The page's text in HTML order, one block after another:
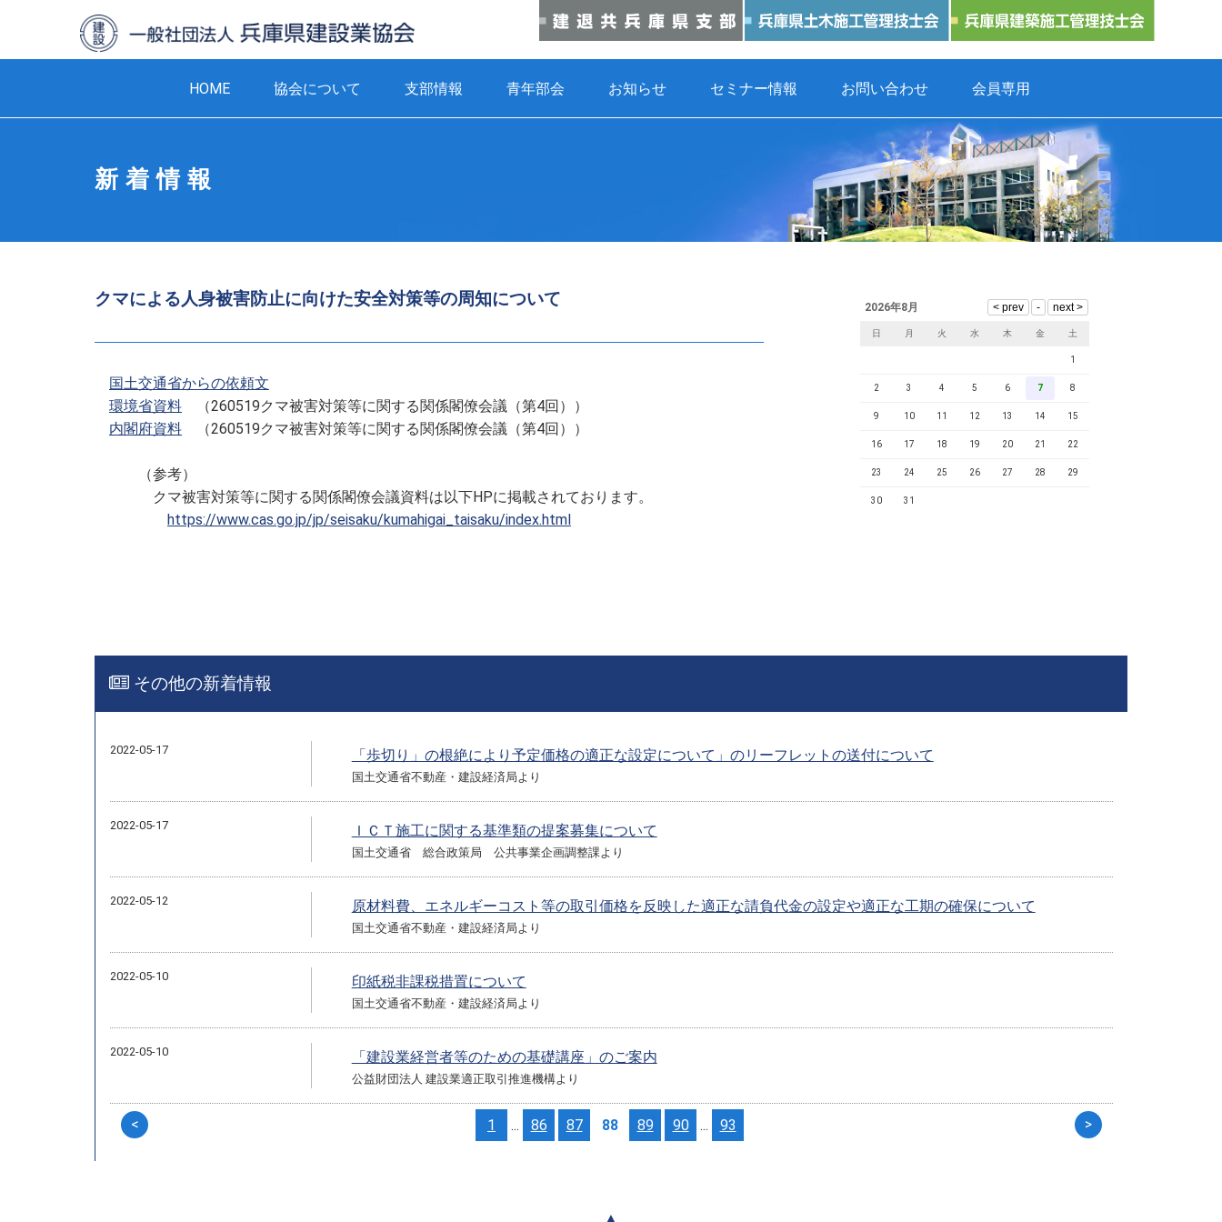
HOME 協会について 支部情報 青年部会 お知らせ セミナー情報 お問い合わせ 会員専用
新着情報
クマによる人身被害防止に向けた安全対策等の周知について
国土交通省からの依頼文
環境省資料 （260519クマ被害対策等に関する関係閣僚会議（第4回））
内閣府資料 （260519クマ被害対策等に関する関係閣僚会議（第4回））
（参考）
クマ被害対策等に関する関係閣僚会議資料は以下HPに掲載されております。
https://www.cas.go.jp/jp/seisaku/kumahigai_taisaku/index.html
2026年8月
日 月 火 水 木 金 土
1
2 3 4 5 6 7 8
9 10 11 12 13 14 15
16 17 18 19 20 21 22
23 24 25 26 27 28 29
30 31
その他の新着情報
2022-05-17 「歩切り」の根絶により予定価格の適正な設定について」のリーフレットの送付について
国土交通省不動産・建設経済局より
2022-05-17 ＩＣＴ施工に関する基準類の提案募集について
国土交通省 総合政策局 公共事業企画調整課より
2022-05-12 原材料費、エネルギーコスト等の取引価格を反映した適正な請負代金の設定や適正な工期の確保について
国土交通省不動産・建設経済局より
2022-05-10 印紙税非課税措置について
国土交通省不動産・建設経済局より
2022-05-10 「建設業経営者等のための基礎講座」のご案内
公益財団法人 建設業適正取引推進機構より
< 1 ... 86 87 88 89 90 ... 93 >
▲